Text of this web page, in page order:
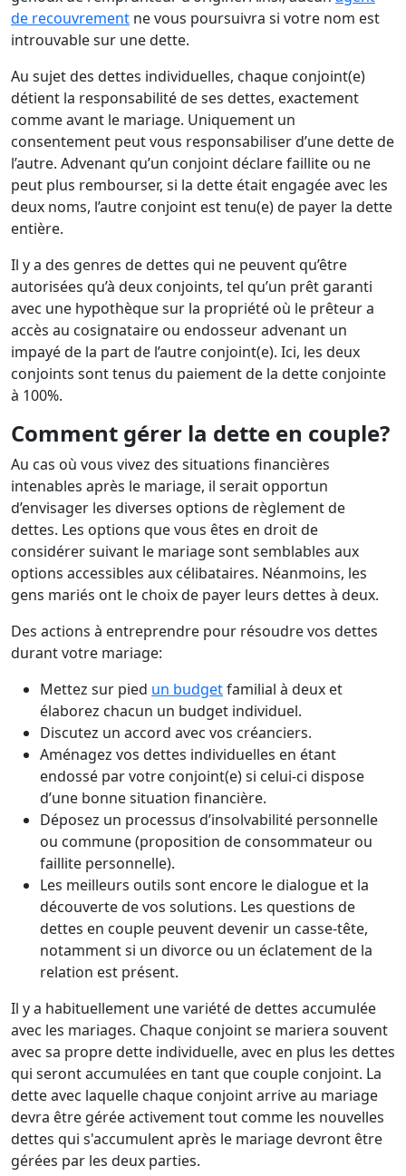
de recouvrement ne vous poursuivra si votre nom est
introuvable sur une dette.
Au sujet des dettes individuelles, chaque conjoint(e)
détient la responsabilité de ses dettes, exactement
comme avant le mariage. Uniquement un
consentement peut vous responsabiliser d’une dette de
l’autre. Advenant qu’un conjoint déclare faillite ou ne
peut plus rembourser, si la dette était engagée avec les
deux noms, l’autre conjoint est tenu(e) de payer la dette
entière.
Il y a des genres de dettes qui ne peuvent qu’être
autorisées qu’à deux conjoints, tel qu’un prêt garanti
avec une hypothèque sur la propriété où le prêteur a
accès au cosignataire ou endosseur advenant un
impayé de la part de l’autre conjoint(e). Ici, les deux
conjoints sont tenus du paiement de la dette conjointe
à 100%.
Comment gérer la dette en couple?
Au cas où vous vivez des situations financières
intenables après le mariage, il serait opportun
d’envisager les diverses options de règlement de
dettes. Les options que vous êtes en droit de
considérer suivant le mariage sont semblables aux
options accessibles aux célibataires. Néanmoins, les
gens mariés ont le choix de payer leurs dettes à deux.
Des actions à entreprendre pour résoudre vos dettes
durant votre mariage:
Mettez sur pied un budgetfamilial à deux et
élaborez chacun un budget individuel.
Discutez un accord avec vos créanciers.
Aménagez vos dettes individuelles en étant
endossé par votre conjoint(e) si celui-ci dispose
d’une bonne situation financière.
Déposez un processus d’insolvabilité personnelle
ou commune (proposition de consommateur ou
faillite personnelle).
Les meilleurs outils sont encore le dialogue et la
découverte de vos solutions. Les questions de
dettes en couple peuvent devenir un casse-tête,
notamment si un divorce ou un éclatement de la
relation est présent.
Il y a habituellement une variété de dettes accumulée
avec les mariages. Chaque conjoint se mariera souvent
avec sa propre dette individuelle, avec en plus les dettes
qui seront accumulées en tant que couple conjoint. La
dette avec laquelle chaque conjoint arrive au mariage
devra être gérée activement tout comme les nouvelles
dettes qui s'accumulent après le mariage devront être
gérées par les deux parties.